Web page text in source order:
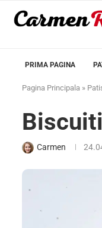
PRIMA PAGINA
Pagina Principala »
Carmen